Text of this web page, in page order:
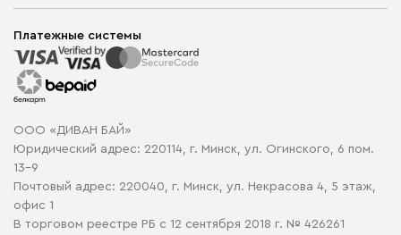
Способы оплаты
Рассрочка и кредит
Гарантия
Карта сайта
Политика конфиденциальности
Политика в отношении обработки cookie
Корпусная мебель
Распродажа мебели
Платежные системы
ООО «ДИВАН БАЙ»
Юридический адрес: 220114, г. Минск, ул. Огинского, 6 пом.
13-9
Почтовый адрес: 220040, г. Минск, ул. Некрасова 4, 5 этаж,
офис 1
В торговом реестре РБ с 12 сентября 2018 г. № 426261